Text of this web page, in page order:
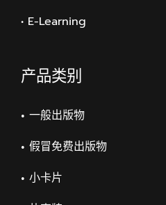
• E-Learning
产品类别
一般出版物
假冒免费出版物
小卡片